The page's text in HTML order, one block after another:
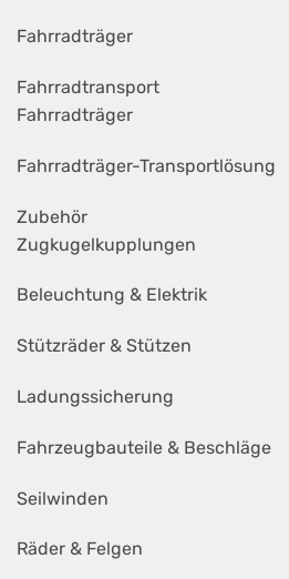
Fahrradträger
Fahrradtransport
Fahrradträger
Fahrradträger-Transportlösung
Zubehör
Zugkugelkupplungen
Beleuchtung & Elektrik
Stützräder & Stützen
Ladungssicherung
Fahrzeugbauteile & Beschläge
Seilwinden
Räder & Felgen